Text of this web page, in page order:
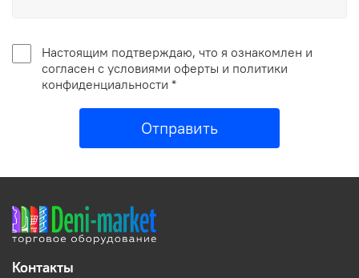
Настоящим подтверждаю, что я ознакомлен и
согласен с условиями оферты и политики
конфиденциальности *
Отправить
Контакты